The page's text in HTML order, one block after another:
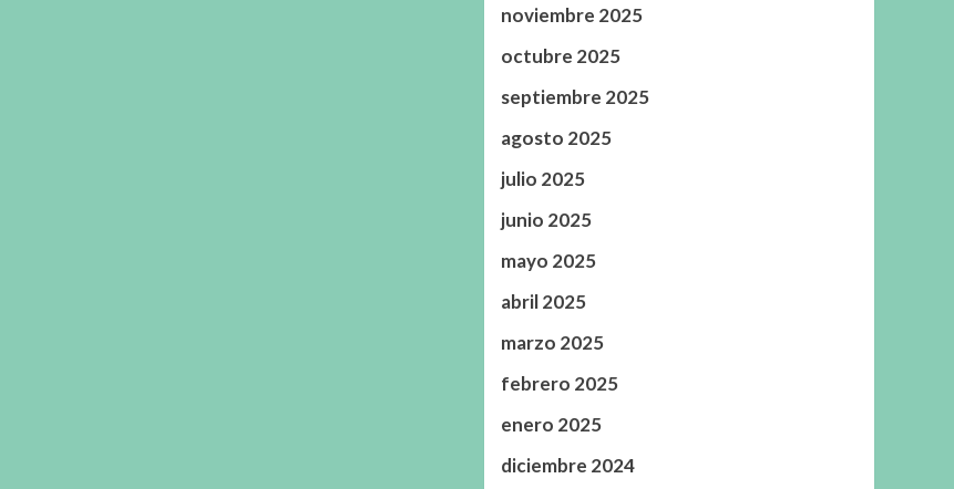
noviembre 2025
octubre 2025
septiembre 2025
agosto 2025
julio 2025
junio 2025
mayo 2025
abril 2025
marzo 2025
febrero 2025
enero 2025
diciembre 2024